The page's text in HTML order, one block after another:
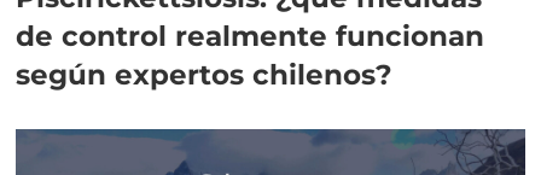
de control realmente funcionan
según expertos chilenos?